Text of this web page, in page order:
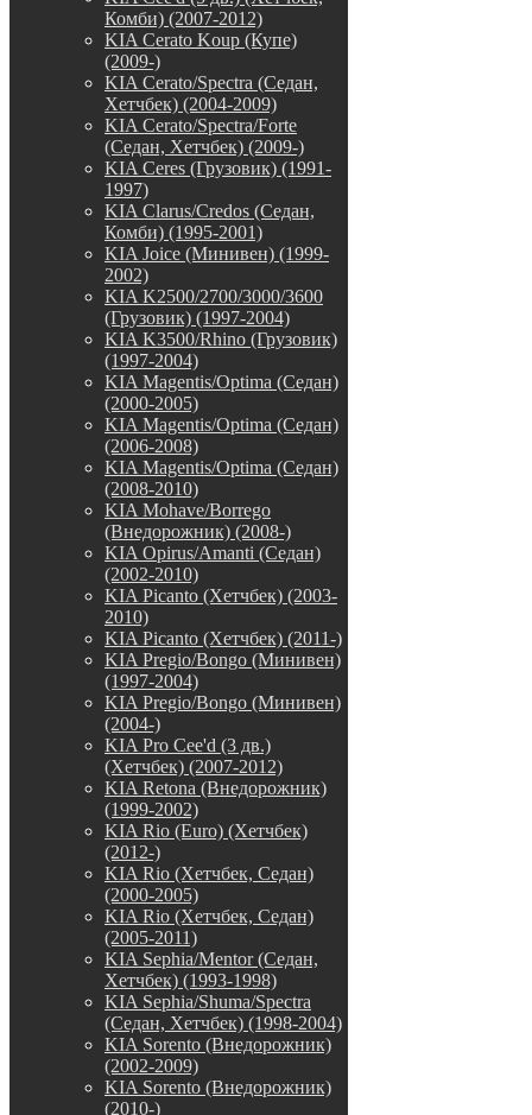
Комби) (2007-2012)
KIA Cerato Koup (Купе)
(2009-)
KIA Cerato/Spectra (Седан,
Хетчбек) (2004-2009)
KIA Cerato/Spectra/Forte
(Седан, Хетчбек) (2009-)
KIA Ceres (Грузовик) (1991-
1997)
KIA Clarus/Credos (Седан,
Комби) (1995-2001)
KIA Joice (Минивен) (1999-
2002)
KIA K2500/2700/3000/3600
(Грузовик) (1997-2004)
KIA K3500/Rhino (Грузовик)
(1997-2004)
KIA Magentis/Optima (Седан)
(2000-2005)
KIA Magentis/Optima (Седан)
(2006-2008)
KIA Magentis/Optima (Седан)
(2008-2010)
KIA Mohave/Borrego
(Внедорожник) (2008-)
KIA Opirus/Amanti (Седан)
(2002-2010)
KIA Picanto (Хетчбек) (2003-
2010)
KIA Picanto (Хетчбек) (2011-)
KIA Pregio/Bongo (Минивен)
(1997-2004)
KIA Pregio/Bongo (Минивен)
(2004-)
KIA Pro Cee'd (3 дв.)
(Хетчбек) (2007-2012)
KIA Retona (Внедорожник)
(1999-2002)
KIA Rio (Euro) (Хетчбек)
(2012-)
KIA Rio (Хетчбек, Седан)
(2000-2005)
KIA Rio (Хетчбек, Седан)
(2005-2011)
KIA Sephia/Mentor (Седан,
Хетчбек) (1993-1998)
KIA Sephia/Shuma/Spectra
(Седан, Хетчбек) (1998-2004)
KIA Sorento (Внедорожник)
(2002-2009)
KIA Sorento (Внедорожник)
(2010-)